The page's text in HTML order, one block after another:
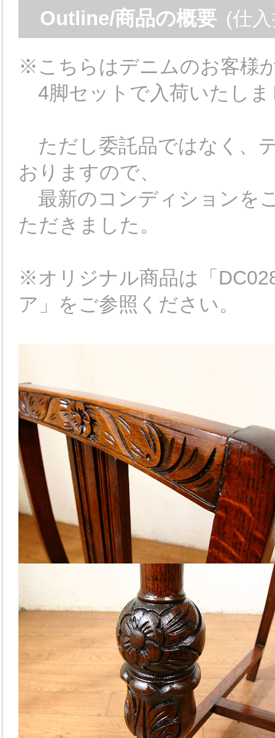
Outline/商品の概要 (仕
※こちらはデニムのお客様
4脚セットで入荷いたしま
ただし委託品ではなく、
おりますので、
最新のコンディションを
ただきました。
※オリジナル商品は「
ア」をご参照ください。